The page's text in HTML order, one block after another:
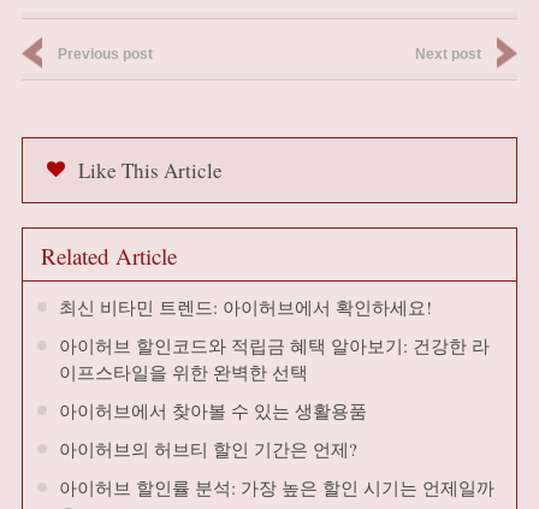
Previous post Next post
Like This Article
Related Article
최신 비타민 트렌드: 아이허브에서 확인하세요!
아이허브 할인코드와 적립금 혜택 알아보기: 건강한 라
이프스타일을 위한 완벽한 선택
아이허브에서 찾아볼 수 있는 생활용품
아이허브의 허브티 할인 기간은 언제?
아이허브 할인률 분석: 가장 높은 할인 시기는 언제일까